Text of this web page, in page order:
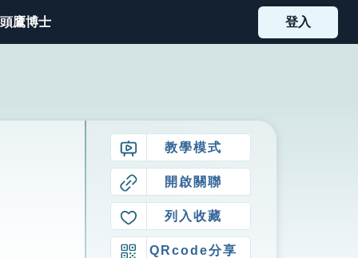
鷹博士 登入
教學模式
開啟關聯
列入收藏
QRcode分享